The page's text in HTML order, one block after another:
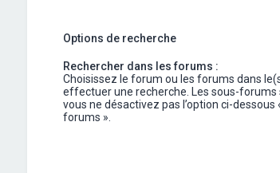
Options de recherche
Rechercher dans les forums :
Choisissez le forum ou les forums dans
effectuer une recherche. Les sous-
vous ne désactivez pas l’option ci-dessous
forums ».